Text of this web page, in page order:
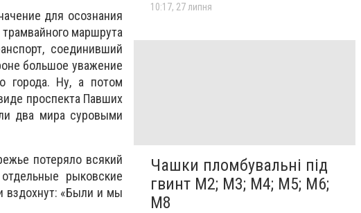
для осознания
маршрута
соединивший
большое уважение
города. Ну, а потом
проспекта Павших
два мира суровыми
потеряло всякий
рыковские
вздохнут: «Были и мы
10:17, 27 липня
Чашки пломбувальні під
гвинт М2; М3; М4; М5; М6;
М8